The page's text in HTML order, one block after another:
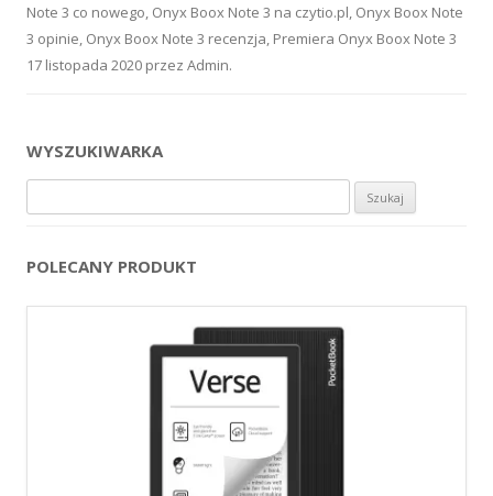
Note 3 co nowego, Onyx Boox Note 3 na czytio.pl, Onyx Boox Note
3 opinie, Onyx Boox Note 3 recenzja, Premiera Onyx Boox Note 3
17 listopada 2020 przez Admin.
WYSZUKIWARKA
POLECANY PRODUKT